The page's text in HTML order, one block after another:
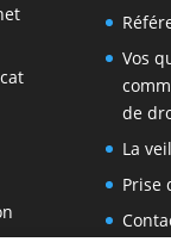
Vos
de
La
Prise